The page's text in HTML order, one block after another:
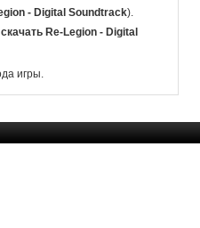
- Digital Soundtrack).
скачать Re-Legion - Digital
игры.